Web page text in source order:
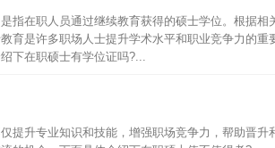
指在职人员通过继续教育获得的硕士学位。根据相
育是许多职场人士提升学术水平和职业竞争力的
下在职硕士有学位证吗?...
提升专业知识和技能，增强职场竞争力，帮助晋